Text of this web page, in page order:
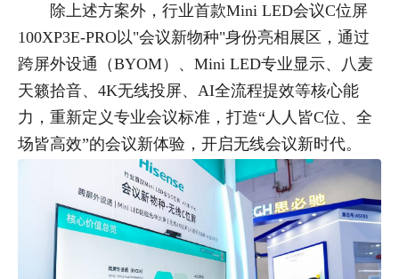
除上述方案外，行业首款Mini LED会议C位屏
100XP3E-PRO以"会议新物种"身份亮相展区，通过
跨屏外设通（BYOM）、Mini LED专业显示、八麦
天籁拾音、4K无线投屏、AI全流程提效等核心能
力，重新定义专业会议标准，打造“人人皆C位、全
场皆高效”的会议新体验，开启无线会议新时代。